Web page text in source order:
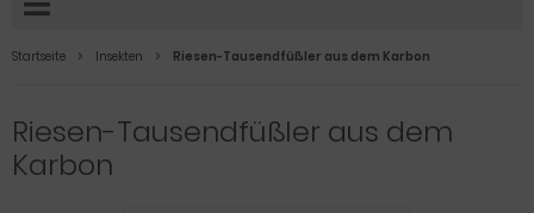
Startseite Insekten Riesen-Tausendfüßler aus dem Karbon
Riesen-Tausendfüßler aus dem
Karbon